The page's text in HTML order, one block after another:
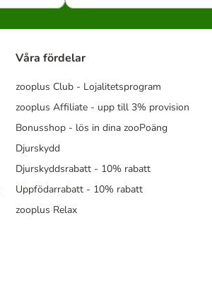
Våra fördelar
zooplus Club - Lojalitetsprogram
zooplus Affiliate - upp till 3% provision
Bonusshop - lös in dina zooPoäng
Djurskydd
Djurskyddsrabatt - 10% rabatt
Uppfödarrabatt - 10% rabatt
zooplus Relax